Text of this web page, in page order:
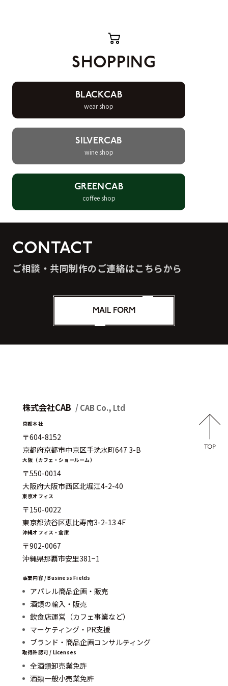
SHOPPING
BLACKCAB
wear shop
SILVERCAB
wine shop
GREENCAB
coffee shop
CONTACT
ご相談・共同制作のご連絡はこちらから
MAIL FORM
株式会社CAB / CAB Co., Ltd
京都本社
〒604-8152
京都府京都市中京区手洗水町647 3-B
大阪（カフェ・ショールーム）
〒550-0014
大阪府大阪市西区北堀江4-2-40
東京オフィス
〒150-0022
東京都渋谷区恵比寿南3-2-13 4F
沖縄オフィス・倉庫
〒902-0067
沖縄県那覇市安里381−1
事業内容 / Business Fields
アパレル商品企画・販売
酒類の輸入・販売
飲食店運営（カフェ事業など）
マーケティング・PR支援
ブランド・商品企画コンサルティング
取得許認可 / Licenses
全酒類卸売業免許
酒類一般小売業免許